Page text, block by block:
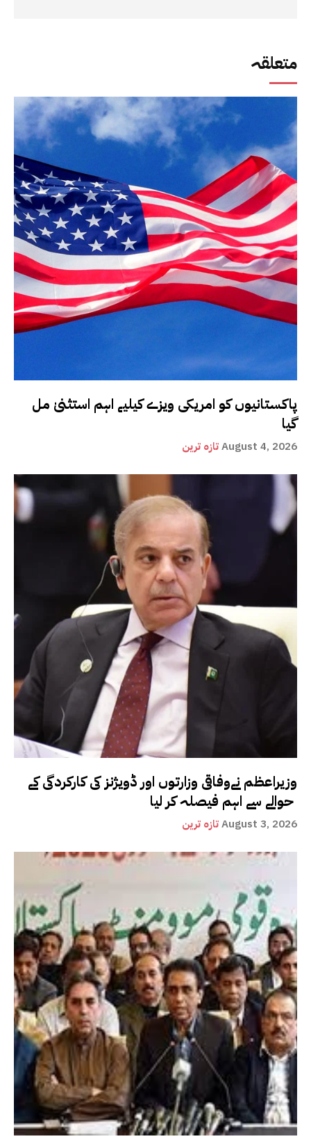
متعلقہ
پاکستانیوں کو امریکی ویزے کیلیے اہم استثنیٰ مل
گیا
تازہ ترینAugust 4, 2026
وزیراعظم نےوفاقی وزارتوں اور ڈویژنز کی کارکردگی کے
تازہ ترینAugust 3, 2026